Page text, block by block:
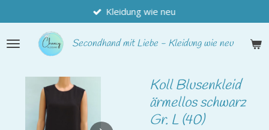
Hauptinhalt
springen
Secondhandmit Liebe - Kleidung wie neu
Kleidung wie neu
Koll Blusenkleid
ärmellos schwarz
Gr. L (40)